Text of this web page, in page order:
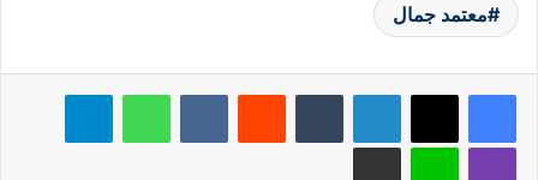
معتمد جمال
لينكدإن واتساب
لاين